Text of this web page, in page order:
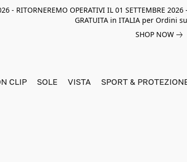
- RITORNEREMO OPERATIVI IL 01 SETTEMBRE
GRATUITA in ITALIA per Ordini
SHOP NOW
CLIP SOLE VISTA SPORT &